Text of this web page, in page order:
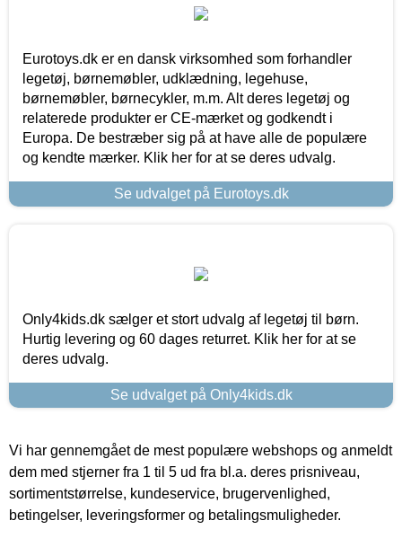
Eurotoys.dk er en dansk virksomhed som forhandler
legetøj, børnemøbler, udklædning, legehuse,
børnemøbler, børnecykler, m.m. Alt deres legetøj og
relaterede produkter er CE-mærket og godkendt i
Europa. De bestræber sig på at have alle de populære
og kendte mærker. Klik her for at se deres udvalg.
Se udvalget på Eurotoys.dk
Only4kids.dk sælger et stort udvalg af legetøj til børn.
Hurtig levering og 60 dages returret. Klik her for at se
deres udvalg.
Se udvalget på Only4kids.dk
Vi har gennemgået de mest populære webshops og anmeldt
dem med stjerner fra 1 til 5 ud fra bl.a. deres prisniveau,
sortimentstørrelse, kundeservice, brugervenlighed,
betingelser, leveringsformer og betalingsmuligheder.